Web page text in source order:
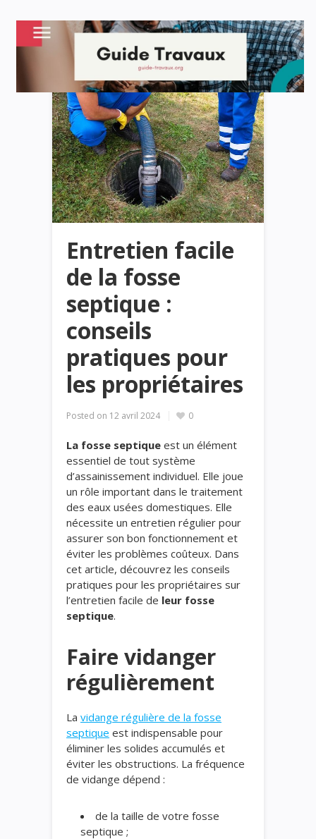
Entretien facile
de la fosse
septique :
conseils
pratiques pour
les propriétaires
Posted on 12 avril 2024 0
La fosse septique est un élément
essentiel de tout système
d’assainissement individuel. Elle joue
un rôle important dans le traitement
des eaux usées domestiques. Elle
nécessite un entretien régulier pour
assurer son bon fonctionnement et
éviter les problèmes coûteux. Dans
cet article, découvrez les conseils
pratiques pour les propriétaires sur
l’entretien facile de leur fosse
septique.
Faire vidanger
régulièrement
La vidange régulière de la fosse
septique est indispensable pour
éliminer les solides accumulés et
éviter les obstructions. La fréquence
de vidange dépend :
de la taille de votre fosse
septique ;